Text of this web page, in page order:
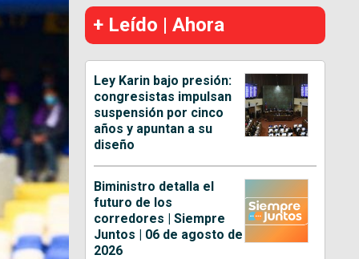
+ Leído | Ahora
Ley Karin bajo presión:
congresistas impulsan
suspensión por cinco
años y apuntan a su
diseño
Biministro detalla el
futuro de los
corredores | Siempre
Juntos | 06 de agosto de
2026